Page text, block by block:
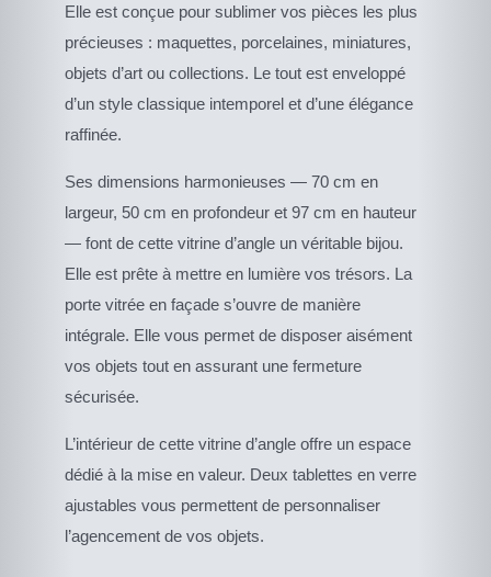
Elle est conçue pour sublimer vos pièces les plus
précieuses : maquettes, porcelaines, miniatures,
objets d’art ou collections. Le tout est enveloppé
d’un style classique intemporel et d’une élégance
raffinée.
Ses dimensions harmonieuses — 70 cm en
largeur, 50 cm en profondeur et 97 cm en hauteur
— font de cette vitrine d’angle un véritable bijou.
Elle est prête à mettre en lumière vos trésors. La
porte vitrée en façade s’ouvre de manière
intégrale. Elle vous permet de disposer aisément
vos objets tout en assurant une fermeture
sécurisée.
L’intérieur de cette vitrine d’angle offre un espace
dédié à la mise en valeur. Deux tablettes en verre
ajustables vous permettent de personnaliser
l’agencement de vos objets.